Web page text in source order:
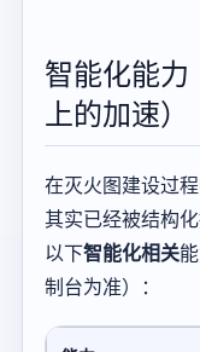
智能化能力
上的加速）
在灭火图建设过
其实已经被结构
以下智能化相关
制台为准）：